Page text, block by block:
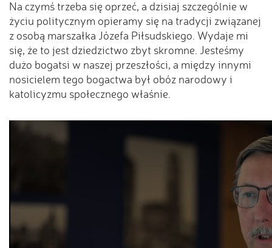
Na czymś trzeba się oprzeć, a dzisiaj szczególnie w
życiu politycznym opieramy się na tradycji związanej
z osobą marszałka Józefa Piłsudskiego. Wydaje mi
się, że to jest dziedzictwo zbyt skromne. Jesteśmy
dużo bogatsi w naszej przeszłości, a między innymi
nosicielem tego bogactwa był obóz narodowy i
katolicyzmu społecznego właśnie.